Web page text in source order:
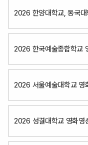
2026 한양대학교, 동국
2026 한국예술종합학교
2026 서울예술대학교 영
2026 성결대학교 영화영